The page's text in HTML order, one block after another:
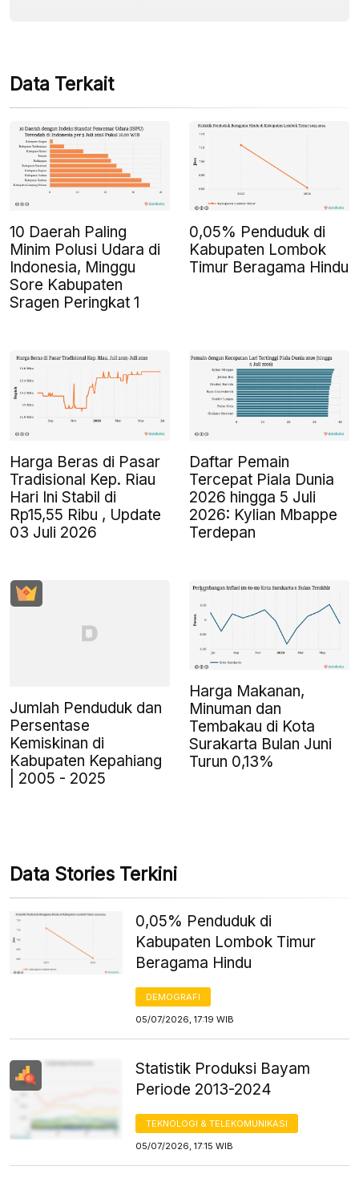
Data Terkait
10 Daerah Paling
Minim Polusi Udara di
Indonesia, Minggu
Sore Kabupaten
Sragen Peringkat 1
0,05% Penduduk di
Kabupaten Lombok
Timur Beragama Hindu
Harga Beras di Pasar
Tradisional Kep. Riau
Hari Ini Stabil di
Rp15,55 Ribu , Update
03 Juli 2026
Daftar Pemain
Tercepat Piala Dunia
2026 hingga 5 Juli
2026: Kylian Mbappe
Terdepan
Jumlah Penduduk dan
Persentase
Kemiskinan di
Kabupaten Kepahiang
| 2005 - 2025
Harga Makanan,
Minuman dan
Tembakau di Kota
Surakarta Bulan Juni
Turun 0,13%
Data Stories Terkini
0,05% Penduduk di
Kabupaten Lombok Timur
Beragama Hindu
DEMOGRAFI
05/07/2026, 17:19 WIB
Statistik Produksi Bayam
Periode 2013-2024
TEKNOLOGI & TELEKOMUNIKASI
05/07/2026, 17:15 WIB